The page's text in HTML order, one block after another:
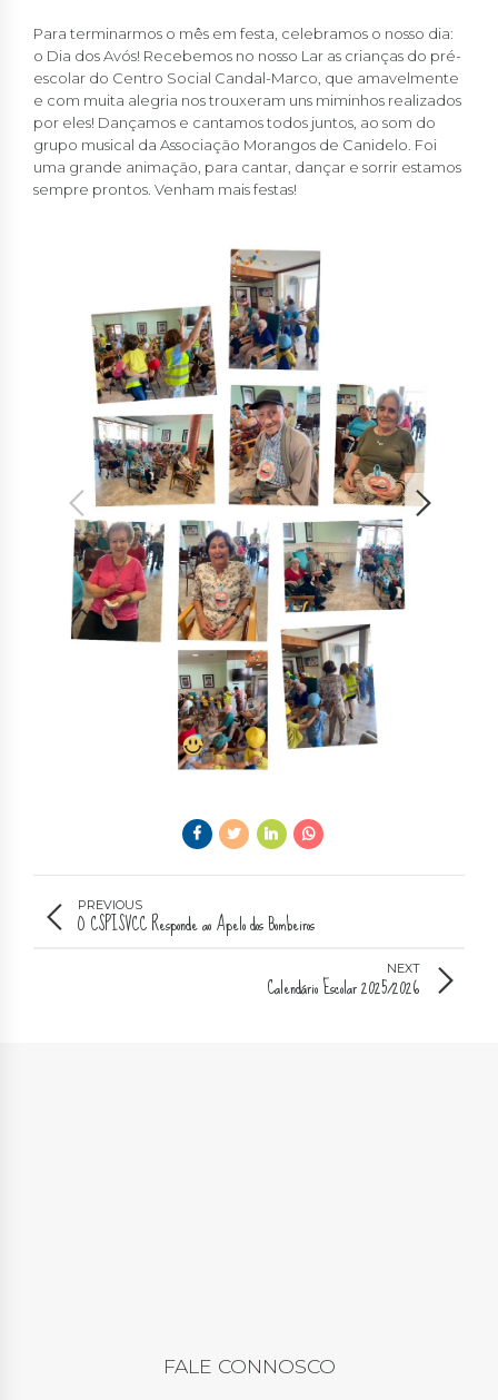
Para terminarmos o mês em festa, celebramos o nosso dia:
o Dia dos Avós! Recebemos no nosso Lar as crianças do pré-
escolar do Centro Social Candal-Marco, que amavelmente
e com muita alegria nos trouxeram uns miminhos realizados
por eles! Dançamos e cantamos todos juntos, ao som do
grupo musical da Associação Morangos de Canidelo. Foi
uma grande animação, para cantar, dançar e sorrir estamos
sempre prontos. Venham mais festas!
PREVIOUS
O CSPISVCC Responde ao Apelo dos Bombeiros
NEXT
Calendário Escolar 2025/2026
FALE CONNOSCO